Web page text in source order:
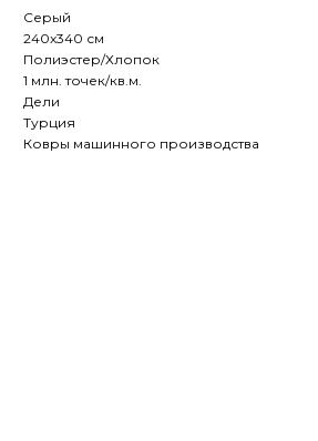
Серый
240x340 см
Полиэстер/Хлопок
1 млн. точек/кв.м.
Дели
Турция
Ковры машинного производства